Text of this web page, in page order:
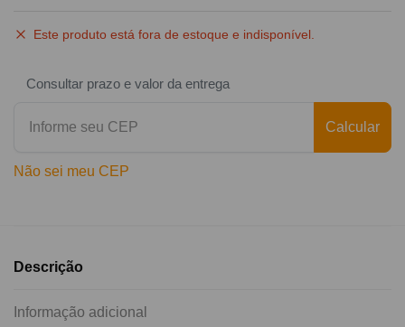
Este produto está fora de estoque e indisponível.
Consultar prazo e valor da entrega
Calcular
Não sei meu CEP
Descrição
Informação adicional